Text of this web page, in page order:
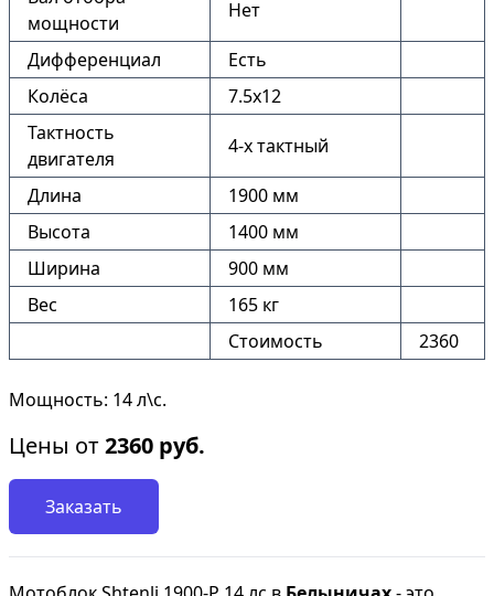
мощности
Нет
Дифференциал
Есть
Колёса
7.5х12
Тактность
двигателя
4-х тактный
Длина
1900 мм
Высота
1400 мм
Ширина
900 мм
Вес
165 кг
Стоимость
2360
Мощность: 14 л\с.
Цены от2360 руб.
Заказать